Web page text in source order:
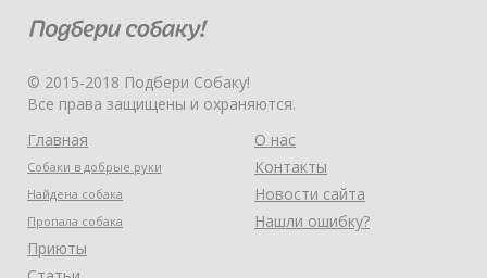
© 2015-2018 Подбери Собаку!
Все права защищены и охраняются.
Главная
Собаки в добрые руки
Найдена собака
Пропала собака
Приюты
О нас
Контакты
Новости сайта
Нашли ошибку?